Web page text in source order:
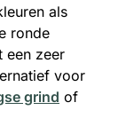
als
ronde
een zeer
voor
grind of